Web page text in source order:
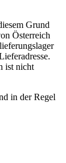
Grund
Österreich
ist nicht
in der Regel